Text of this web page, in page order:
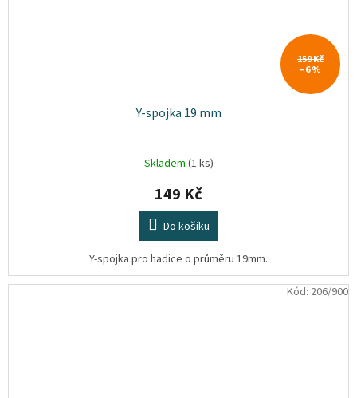
159 Kč
–6 %
Y-spojka 19 mm
Skladem (1 ks)
149 Kč
Do košíku
Y-spojka pro hadice o průměru 19mm.
Kód: 206/900